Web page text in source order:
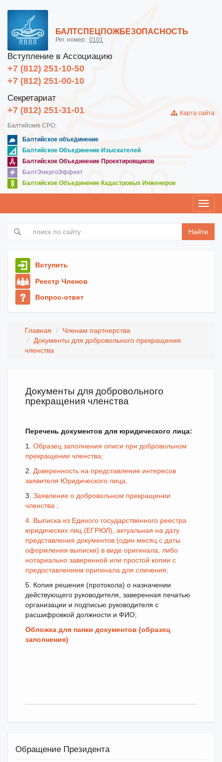
БАЛТСПЕЦПОЖБЕЗОПАСНОСТЬ
Рег. номер: 0101
Вступление в Ассоциацию
+7 (812) 251-10-50
+7 (812) 251-00-10
Секретариат
+7 (812) 251-31-01
Карта сайта
Балтийские СРО:
Балтийское объединение
Балтийское Объединение Изыскателей
Балтийское Объединение Проектировщиков
БалтЭнергоЭффект
Балтийское Объединение Кадастровых Инженеров
Найти
Вступить
Реестр Членов
Вопрос-ответ
Главная
Членам партнерства
Документы для добровольного прекращения
членства
Документы для добровольного
прекращения членства
Перечень документов для юридического лица:
1. Образец заполнения описи при добровольном
прекращении членства;
2. Доверенность на представление интересов
заявителя Юридического лица;
3. Заявление о добровольном прекращении
членства ;
4. Выписка из Единого государственного реестра
юридических лиц (ЕГРЮЛ), актуальная на дату
представления документов (один месяц с даты
оформления выписки) в виде оригинала, либо
нотариально заверенной или простой копии с
предоставлением оригинала для сличения;
5. Копия решения (протокола) о назначении
действующего руководителя, заверенная печатью
организации и подписью руководителя с
расшифровкой должности и ФИО;
Обложка для папки документов (образец
заполнения)
Обращение Президента